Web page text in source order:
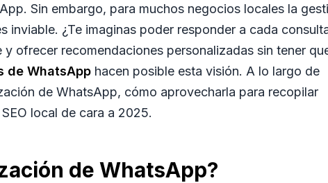
Sin embargo, para muchos negocios locales la
inviable. ¿Te imaginas poder responder a cada
ofrecer recomendaciones personalizadas sin tener
de WhatsApp hacen posible esta visión. A lo largo de
de WhatsApp, cómo aprovecharla para recopilar
SEO local de cara a 2025.
de WhatsApp?